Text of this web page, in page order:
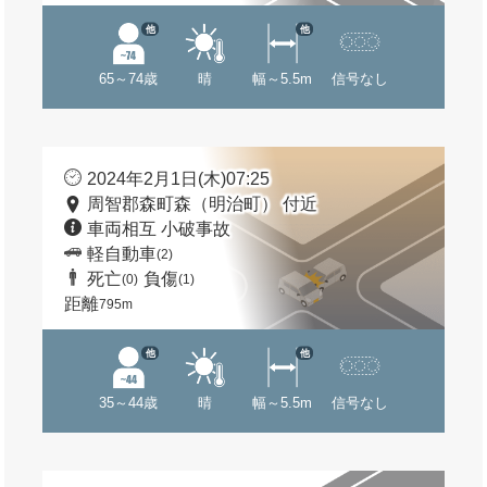
65～74歳
他
晴 幅～5.5m
他
信号なし
2024年2月1日(木)07:25
周智郡森町森（明治町） 付近
車両相互 小破事故
軽自動車(2)
死亡(0) 負傷(1)
距離795m
35～44歳
他
晴 幅～5.5m
他
信号なし